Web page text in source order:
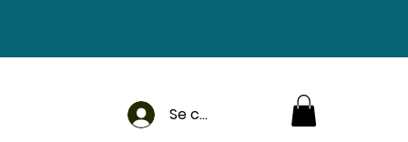
Se connecter